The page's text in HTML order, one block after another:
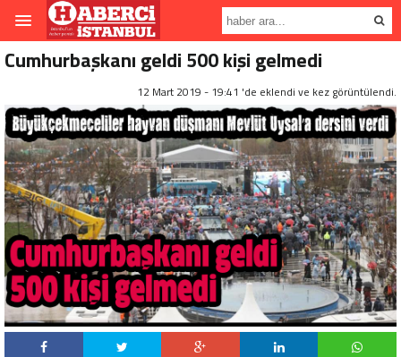
Cumhurbaşkanı geldi 500 kişi gelmedi
12 Mart 2019 - 19:41 'de eklendi ve kez görüntülendi.